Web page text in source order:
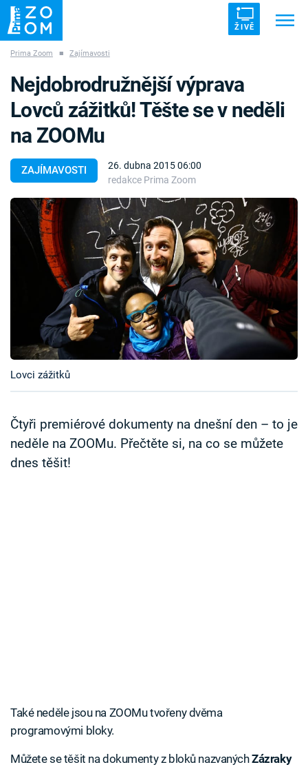
ŽIVĚ
ZÁHADY VETŘELCI DÁVNOVĚKU
Témata
Témata
Pořady
TV Program
Časopis
Sledujte prima+
Sledujte nás
Prima Zoom ■ Zajímavosti
ZAJÍMAVOSTI
26. dubna 2015 06:00
redakce Prima Zoom
Nejdobrodružnější výprava
Lovců zážitků! Těšte se v neděli
na ZOOMu
Lovci zážitků
Čtyři premiérové dokumenty na dnešní den – to je
neděle na ZOOMu. Přečtěte si, na co se můžete
dnes těšit!
Také neděle jsou na ZOOMu tvořeny dvěma
programovými bloky.
Můžete se těšit na dokumenty z bloků nazvanýchZázraky